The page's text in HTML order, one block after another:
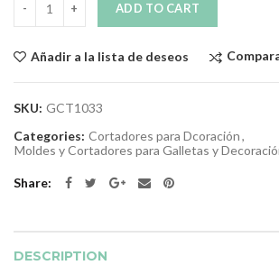
ADD TO CART
Añadir a la lista de deseos
SKU: GCT1033
Categories: Cortadores para Dcoración,
Moldes y Cortadores para Galletas y
Share
DESCRIPTION